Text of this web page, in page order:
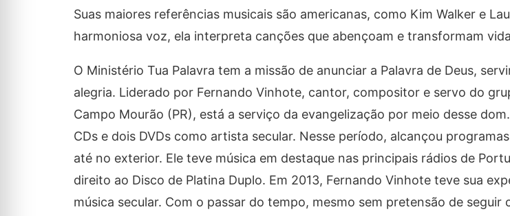
Suas maiores referências musicais são americanas, como Kim Walker e
harmoniosa voz, ela interpreta canções que abençoam e transformam
O Ministério Tua Palavra tem a missão de anunciar a Palavra de Deus,
alegria. Liderado por Fernando Vinhote, cantor, compositor e servo do
Campo Mourão (PR), está a serviço da evangelização por meio desse
CDs e dois DVDs como artista secular. Nesse período, alcançou
até no exterior. Ele teve música em destaque nas principais rádios de
direito ao Disco de Platina Duplo. Em 2013, Fernando Vinhote teve sua
música secular. Com o passar do tempo, mesmo sem pretensão de seguir